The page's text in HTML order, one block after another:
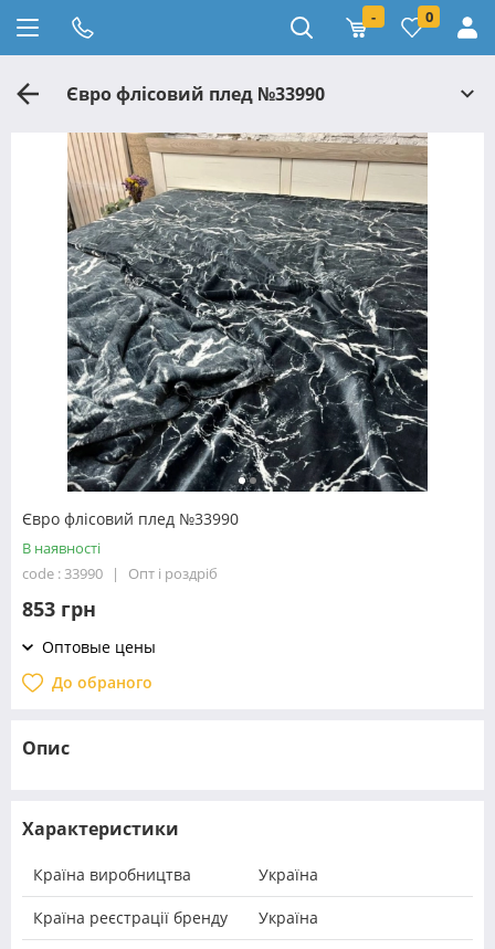
- 0
Євро флісовий плед №33990
Євро флісовий плед №33990
В наявності
code : 33990
Опт і роздріб
853 грн
Оптовые цены
До обраного
Опис
Характеристики
Країна виробництва Україна
Країна реєстрації бренду Україна